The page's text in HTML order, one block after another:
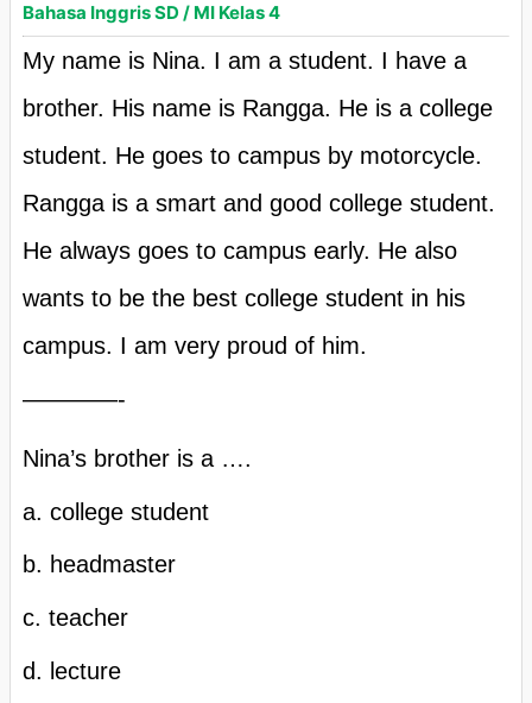
Bahasa Inggris SD / MI Kelas 4
My name is Nina. I am a student. I have a
brother. His name is Rangga. He is a college
student. He goes to campus by motorcycle.
Rangga is a smart and good college student.
He always goes to campus early. He also
wants to be the best college student in his
campus. I am very proud of him.
————-
Nina’s brother is a ….
a. college student
b. headmaster
c. teacher
d. lecture